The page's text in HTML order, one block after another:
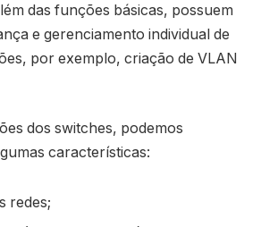
das funções básicas, possuem
e gerenciamento individual de
por exemplo, criação de VLAN
dos switches, podemos
características:
redes;